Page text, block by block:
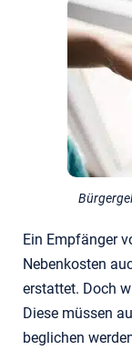
Ein Empfänger
Nebenkosten
erstattet. Doch
Diese müssen
beglichen